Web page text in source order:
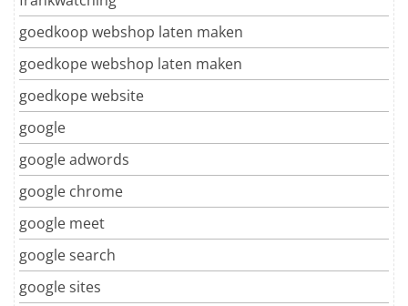
goedkoop webshop laten maken
goedkope webshop laten maken
goedkope website
google
google adwords
google chrome
google meet
google search
google sites